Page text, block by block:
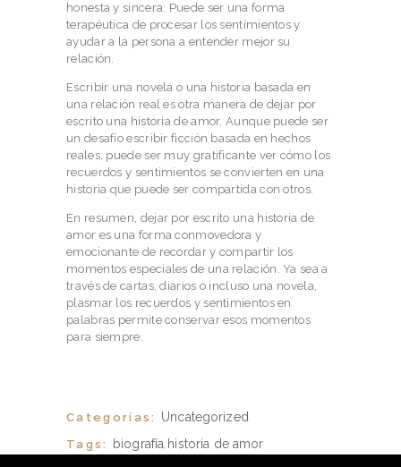
honesta y sincera. Puede ser una forma
terapéutica de procesar los sentimientos y
ayudar a la persona a entender mejor su
relación.
Escribir una novela o una historia basada en
una relación real es otra manera de dejar por
escrito una historia de amor. Aunque puede ser
un desafío escribir ficción basada en hechos
reales, puede ser muy gratificante ver cómo los
recuerdos y sentimientos se convierten en una
historia que puede ser compartida con otros.
En resumen, dejar por escrito una historia de
amor es una forma conmovedora y
emocionante de recordar y compartir los
momentos especiales de una relación. Ya sea a
través de cartas, diarios o incluso una novela,
plasmar los recuerdos y sentimientos en
palabras permite conservar esos momentos
para siempre.
Categorías: Uncategorized
Tags: biografía, historia de amor